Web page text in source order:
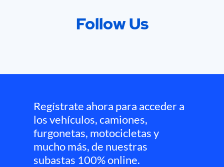
Follow Us
Regístrate ahora para acceder a
los vehículos, camiones,
furgonetas, motocicletas y
mucho más, de nuestras
subastas 100% online.